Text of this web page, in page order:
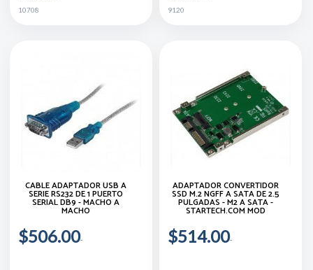
10708 9120
CABLE ADAPTADOR USB A
SERIE RS232 DE 1 PUERTO
SERIAL DB9 - MACHO A
MACHO
$506.00
ADAPTADOR CONVERTIDOR
SSD M.2 NGFF A SATA DE 2.5
PULGADAS - M2 A SATA -
STARTECH.COM MOD
$514.00